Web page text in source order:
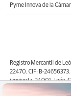
Pyme Innova de la
Registro Mercantil de
22470. CIF: B-
izquierda, 24001, León.
Copyright © ALNUAR